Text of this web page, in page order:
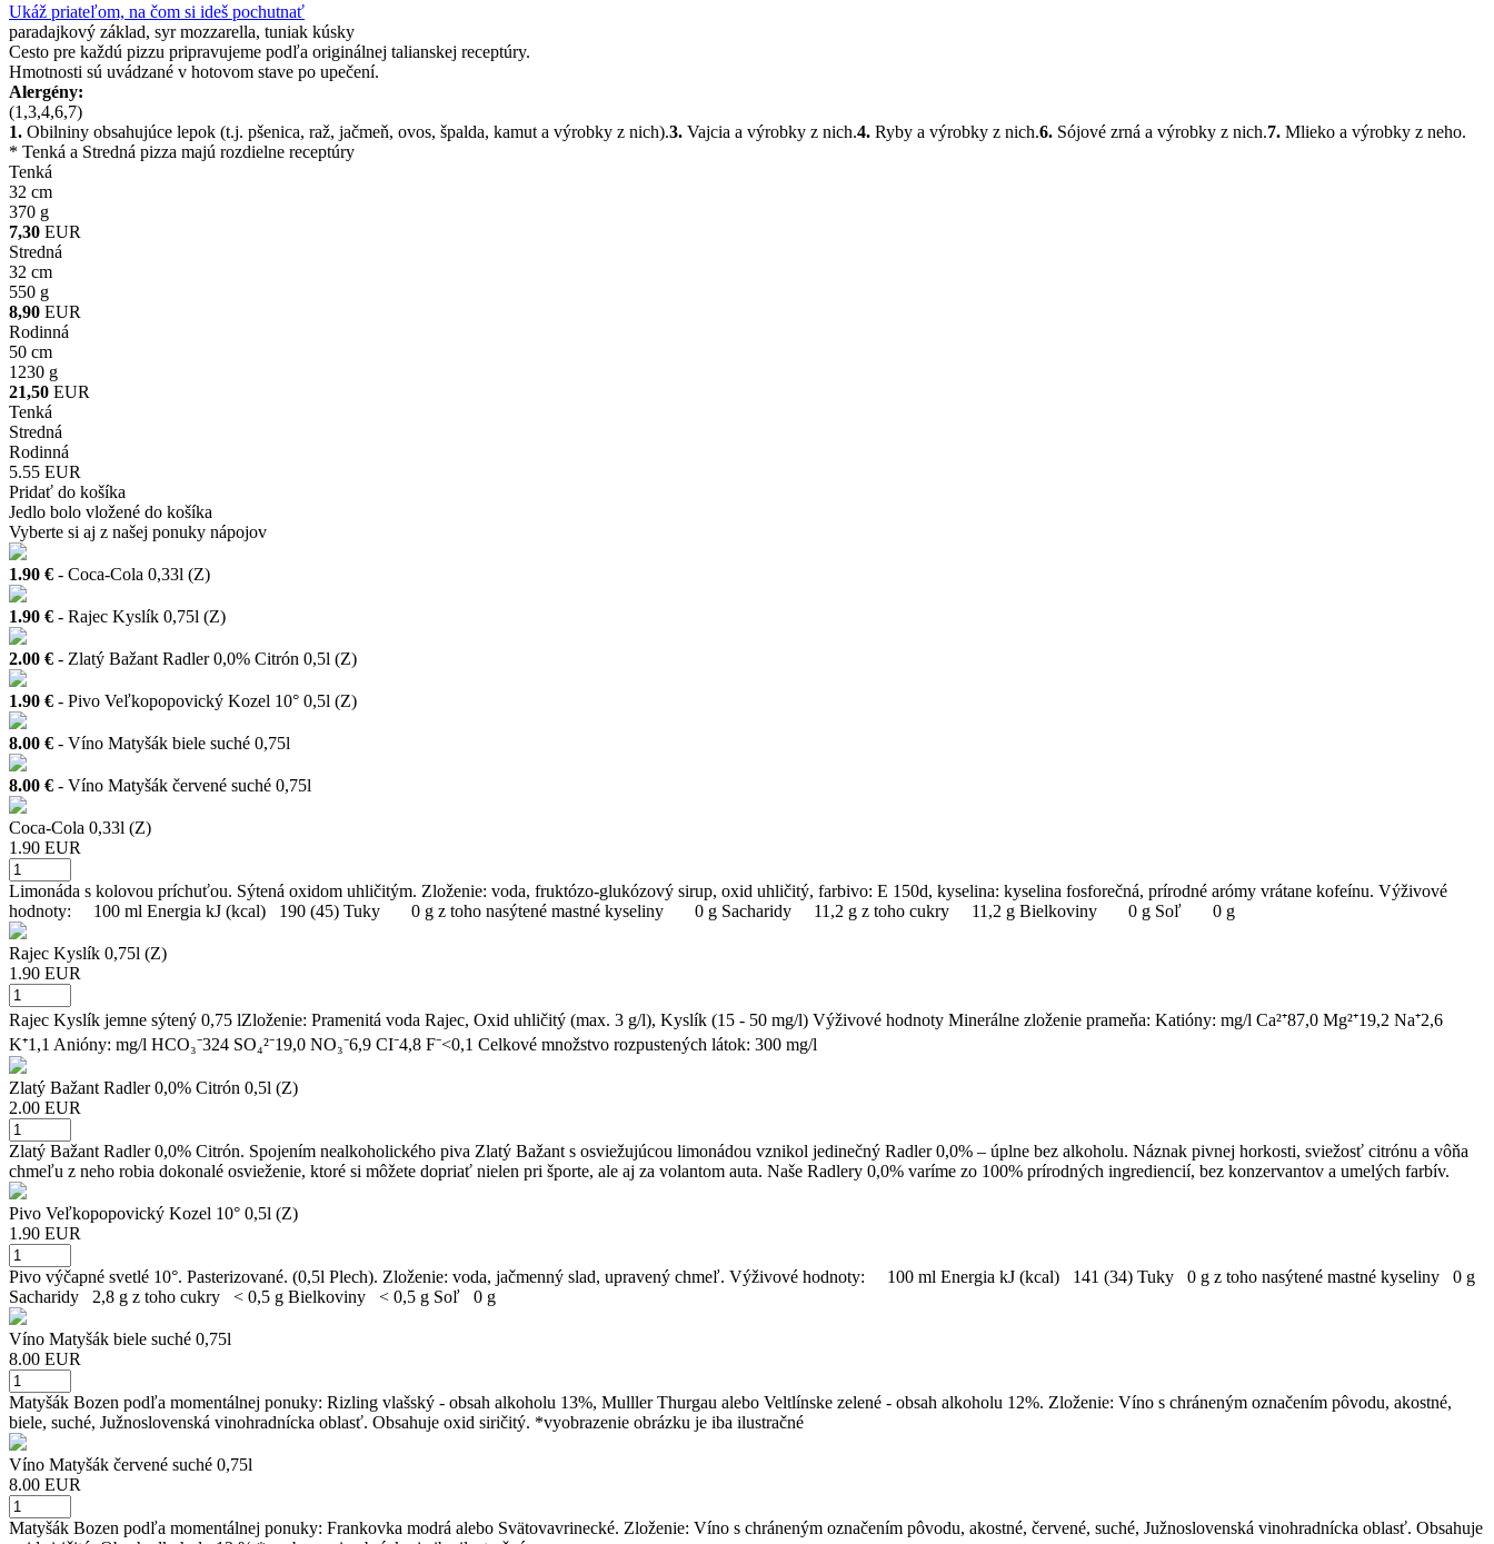
Ukáž priateľom, na čom si ideš pochutnať
paradajkový základ, syr mozzarella, tuniak kúsky
Cesto pre každú pizzu pripravujeme podľa originálnej talianskej receptúry.
Hmotnosti sú uvádzané v hotovom stave po upečení.
Alergény:
(1,3,4,6,7)
1. Obilniny obsahujúce lepok (t.j. pšenica, raž, jačmeň, ovos, špalda, kamut a výrobky z nich).3. Vajcia a výrobky z nich.4. Ryby a výrobky z nich.6. Sójové zrná a výrobky z nich.7. Mlieko a výrobky z neho.
* Tenká a Stredná pizza majú rozdielne receptúry
Tenká
32 cm
370 g
7,30 EUR
Stredná
32 cm
550 g
8,90 EUR
Rodinná
50 cm
1230 g
21,50 EUR
Tenká
Stredná
Rodinná
5.55 EUR
Pridať do košíka
Jedlo bolo vložené do košíka
Vyberte si aj z našej ponuky nápojov
1.90 € - Coca-Cola 0,33l (Z)
1.90 € - Rajec Kyslík 0,75l (Z)
2.00 € - Zlatý Bažant Radler 0,0% Citrón 0,5l (Z)
1.90 € - Pivo Veľkopopovický Kozel 10° 0,5l (Z)
8.00 € - Víno Matyšák biele suché 0,75l
8.00 € - Víno Matyšák červené suché 0,75l
Coca-Cola 0,33l (Z)
1.90 EUR
Limonáda s kolovou príchuťou. Sýtená oxidom uhličitým. Zloženie: voda, fruktózo-glukózový sirup, oxid uhličitý, farbivo: E 150d, kyselina: kyselina fosforečná, prírodné arómy vrátane kofeínu. Výživové
hodnoty: 100 ml Energia kJ (kcal) 190 (45) Tuky 0 g z toho nasýtené mastné kyseliny 0 g Sacharidy 11,2 g z toho cukry 11,2 g Bielkoviny 0 g Soľ 0 g
Rajec Kyslík 0,75l (Z)
1.90 EUR
Rajec Kyslík jemne sýtený 0,75 lZloženie: Pramenitá voda Rajec, Oxid uhličitý (max. 3 g/l), Kyslík (15 - 50 mg/l) Výživové hodnoty Minerálne zloženie prameňa: Katióny: mg/l Ca²⁺87,0 Mg²⁺19,2 Na⁺2,6
K⁺1,1 Anióny: mg/l HCO₃⁻324 SO₄²⁻19,0 NO₃⁻6,9 CI⁻4,8 F⁻<0,1 Celkové množstvo rozpustených látok: 300 mg/l
Zlatý Bažant Radler 0,0% Citrón 0,5l (Z)
2.00 EUR
Zlatý Bažant Radler 0,0% Citrón. Spojením nealkoholického piva Zlatý Bažant s osviežujúcou limonádou vznikol jedinečný Radler 0,0% – úplne bez alkoholu. Náznak pivnej horkosti, sviežosť citrónu a vôňa
chmeľu z neho robia dokonalé osvieženie, ktoré si môžete dopriať nielen pri športe, ale aj za volantom auta. Naše Radlery 0,0% varíme zo 100% prírodných ingrediencií, bez konzervantov a umelých farbív.
Pivo Veľkopopovický Kozel 10° 0,5l (Z)
1.90 EUR
Pivo výčapné svetlé 10°. Pasterizované. (0,5l Plech). Zloženie: voda, jačmenný slad, upravený chmeľ. Výživové hodnoty: 100 ml Energia kJ (kcal) 141 (34) Tuky 0 g z toho nasýtené mastné kyseliny 0 g
Sacharidy 2,8 g z toho cukry < 0,5 g Bielkoviny < 0,5 g Soľ 0 g
Víno Matyšák biele suché 0,75l
8.00 EUR
Matyšák Bozen podľa momentálnej ponuky: Rizling vlašský - obsah alkoholu 13%, Mulller Thurgau alebo Veltlínske zelené - obsah alkoholu 12%. Zloženie: Víno s chráneným označením pôvodu, akostné,
biele, suché, Južnoslovenská vinohradnícka oblasť. Obsahuje oxid siričitý. *vyobrazenie obrázku je iba ilustračné
Víno Matyšák červené suché 0,75l
8.00 EUR
Matyšák Bozen podľa momentálnej ponuky: Frankovka modrá alebo Svätovavrinecké. Zloženie: Víno s chráneným označením pôvodu, akostné, červené, suché, Južnoslovenská vinohradnícka oblasť. Obsahuje